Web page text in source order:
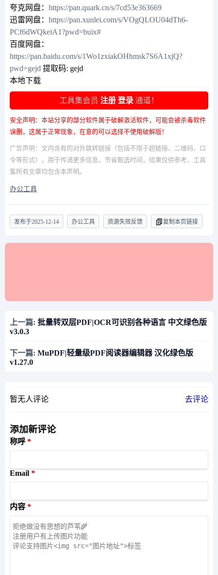
夸克网盘： https://pan.quark.cn/s/7cd53e363669
迅雷网盘： https://pan.xunlei.com/s/VOgQLOU04dTh6-
PCf6dWQkeiA1?pwd=buix#
百度网盘：
https://pan.baidu.com/s/1Wo1zxiakOHhmsk7S6A1xjQ?
pwd=gejd 提取码: gejd
本地下载
工具集会员 注册 登录 通道！
安全声明：本站分享的部分软件属于破解激活软件，可能会被杀毒软件
误删，这属于正常现象，在意的可以选择不使用破解版！
广告声明：文内含有的对外跳转链接（包括不限于超链接、二维码、口
令等形式），用于传递更多信息，节省甄选时间，结果仅供参考，工具
集所有文章均包含本声明。
办公工具
发布于2025-12-14 办公工具 资源失效反馈 复制本页链接
上一篇: 批量转双层PDF|OCR可识别各种语言 中文绿色版
v3.0.3
下一篇: MuPDF|轻量级PDF阅读器编辑器 汉化绿色版
v1.27.0
暂无人评论 去评论
添加新评论
称呼
Email
内容